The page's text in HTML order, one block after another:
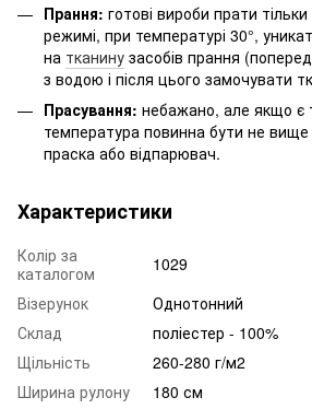
Прання: готові вироби прати
режимі, при температурі 30°,
на тканину засобів прання
з водою і після цього замочувати
Прасування: небажано, але якщо є
температура повинна бути не вище
праска або відпарювач.
Характеристики
Колір за
каталогом
1029
Візерунок
Однотонний
Склад
поліестер - 100%
Щільність
260-280 г/м2
Ширина рулону
180 см